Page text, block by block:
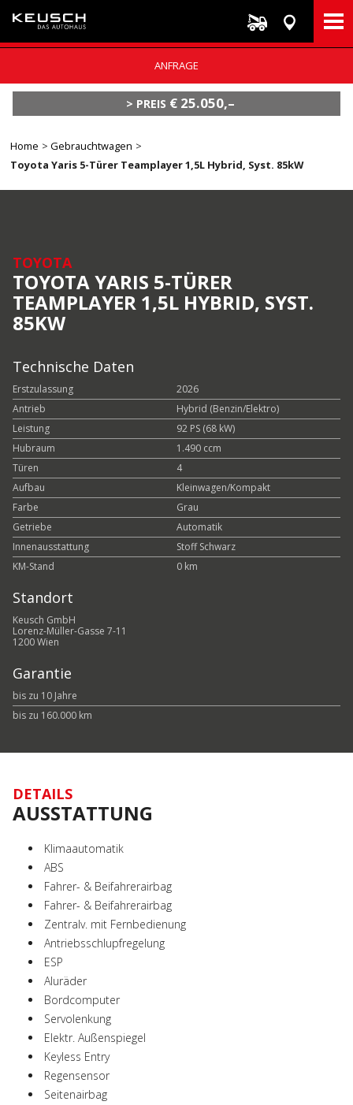
Inhalt
ANFRAGE
PREIS € 25.050,–
Breadcrumb
Home
Gebrauchtwagen
Toyota Yaris 5-Türer Teamplayer 1,5L Hybrid, Syst. 85kW
TOYOTA
TOYOTA YARIS 5-TÜRER
TEAMPLAYER 1,5L HYBRID, SYST.
85KW
Technische Daten
Erstzulassung
2026
Antrieb
Hybrid (Benzin/Elektro)
Leistung
92 PS (68 kW)
Hubraum
1.490 ccm
Türen
4
Aufbau
Kleinwagen/Kompakt
Farbe
Grau
Getriebe
Automatik
Innenausstattung
Stoff Schwarz
KM-Stand
0 km
Standort
Keusch GmbH
Lorenz-Müller-Gasse 7-11
1200 Wien
Garantie
bis zu 10 Jahre
bis zu 160.000 km
DETAILS
AUSSTATTUNG
Klimaautomatik
ABS
Fahrer- & Beifahrerairbag
Fahrer- & Beifahrerairbag
Zentralv. mit Fernbedienung
Antriebsschlupfregelung
ESP
Aluräder
Bordcomputer
Servolenkung
Elektr. Außenspiegel
Keyless Entry
Regensensor
Seitenairbag